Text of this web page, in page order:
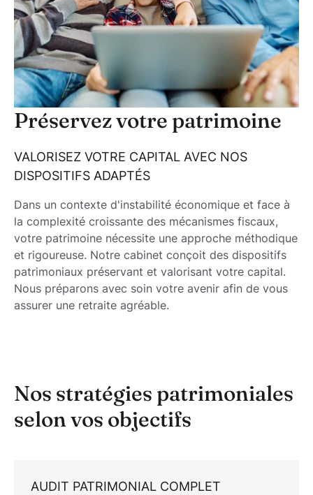
Préservez votre patrimoine
VALORISEZ VOTRE CAPITAL AVEC NOS
DISPOSITIFS ADAPTÉS
Dans un contexte d'instabilité économique et face à
la complexité croissante des mécanismes fiscaux,
votre patrimoine nécessite une approche méthodique
et rigoureuse. Notre cabinet conçoit des dispositifs
patrimoniaux préservant et valorisant votre capital.
Nous préparons avec soin votre avenir afin de vous
assurer une retraite agréable.
Nos stratégies patrimoniales
selon vos objectifs
AUDIT PATRIMONIAL COMPLET